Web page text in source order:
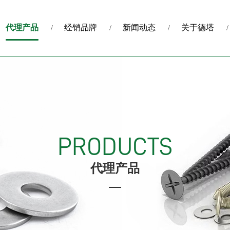
代理产品 经销品牌 新闻动态 关于德塔
PRODUCTS
代理产品